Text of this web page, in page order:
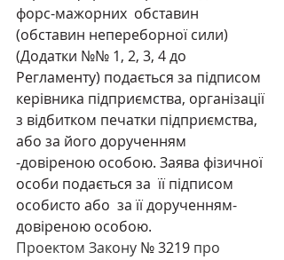
форс-мажорних  обставин
(обставин непереборної сили)
(Додатки №№ 1, 2, 3, 4 до
Регламенту) подається за підписом
керівника підприємства, організації
з відбитком печатки підприємства,
або за його дорученням
-довіреною особою. Заява фізичної
особи подається за  її підписом
особисто або  за її дорученням-
довіреною особою.
Проектом Закону № 3219 про